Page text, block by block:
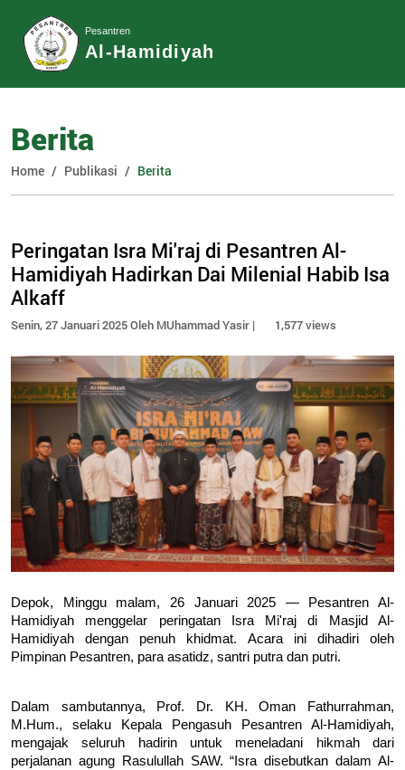
Pesantren
Al-Hamidiyah
Berita
Home Publikasi Berita
Peringatan Isra Mi'raj di Pesantren Al-
Hamidiyah Hadirkan Dai Milenial Habib Isa
Alkaff
Senin, 27 Januari 2025 Oleh MUhammad Yasir | 1,577 views
Depok, Minggu malam, 26 Januari 2025 — Pesantren Al-
Hamidiyah menggelar peringatan Isra Mi'raj di Masjid Al-
Hamidiyah dengan penuh khidmat. Acara ini dihadiri oleh
Pimpinan Pesantren, para asatidz, santri putra dan putri.
Dalam sambutannya, Prof. Dr. KH. Oman Fathurrahman,
M.Hum., selaku Kepala Pengasuh Pesantren Al-Hamidiyah,
mengajak seluruh hadirin untuk meneladani hikmah dari
perjalanan agung Rasulullah SAW. “Isra disebutkan dalam Al-